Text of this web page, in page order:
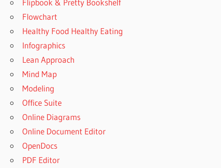
Flipbook & Pretty Bookshelf
Flowchart
Healthy Food Healthy Eating
Infographics
Lean Approach
Mind Map
Modeling
Office Suite
Online Diagrams
Online Document Editor
OpenDocs
PDF Editor